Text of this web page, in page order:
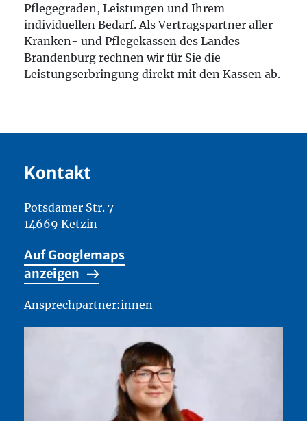
Pflegegraden, Leistungen und Ihrem
individuellen Bedarf. Als Vertragspartner aller
Kranken- und Pflegekassen des Landes
Brandenburg rechnen wir für Sie die
Leistungserbringung direkt mit den Kassen ab.
Kontakt
Potsdamer Str. 7
14669 Ketzin
Auf Googlemaps
anzeigen
Ansprechpartner:innen